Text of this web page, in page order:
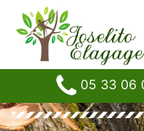
05 33 06